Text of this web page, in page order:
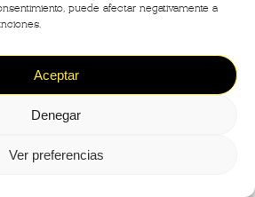
puede afectar negativamente a
Aceptar
Denegar
Ver preferencias